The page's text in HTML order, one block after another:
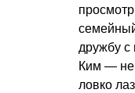
дружбу с
Ким —
ловко